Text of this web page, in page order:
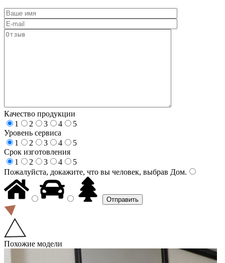
Качество продукции
1
2 3 4
5
Уровень сервиса
1
2 3 4
5
Срок изготовления
1
2 3 4
5
Пожалуйста, докажите, что вы человек, выбрав Дом.
Похожие модели